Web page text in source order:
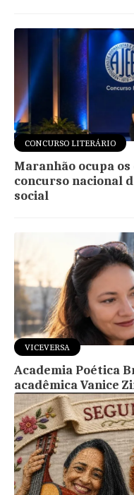
CONCURSO LITERÁRIO
Maranhão ocupa
concurso nacional
social
VICEVERSA
Academia Poética
acadêmica Vanice